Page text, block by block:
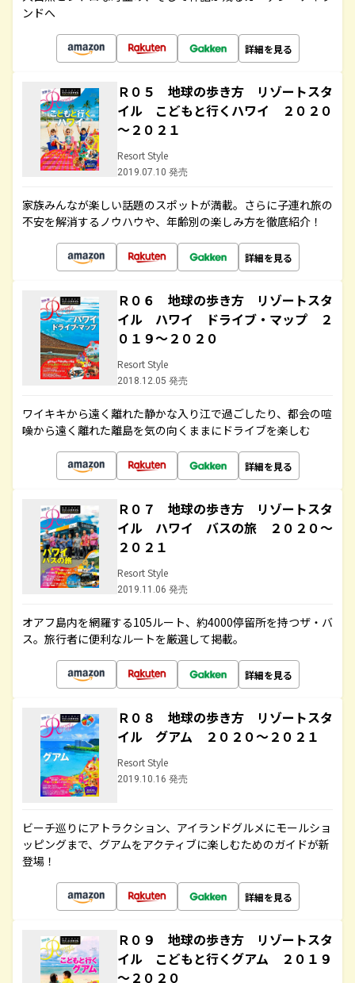
ンドへ
詳細を見る
Ｒ０５ 地球の歩き方 リゾートスタ
イル こどもと行くハワイ ２０２０
～２０２１
Resort Style
2019.07.10 発売
家族みんなが楽しい話題のスポットが満載。さらに子連れ旅の
不安を解消するノウハウや、年齢別の楽しみ方を徹底紹介！
詳細を見る
Ｒ０６ 地球の歩き方 リゾートスタ
イル ハワイ ドライブ・マップ ２
０１９～２０２０
Resort Style
2018.12.05 発売
ワイキキから遠く離れた静かな入り江で過ごしたり、都会の喧
噪から遠く離れた離島を気の向くままにドライブを楽しむ
詳細を見る
Ｒ０７ 地球の歩き方 リゾートスタ
イル ハワイ バスの旅 ２０２０～
２０２１
Resort Style
2019.11.06 発売
オアフ島内を網羅する105ルート、約4000停留所を持つザ・バ
ス。旅行者に便利なルートを厳選して掲載。
詳細を見る
Ｒ０８ 地球の歩き方 リゾートスタ
イル グアム ２０２０～２０２１
Resort Style
2019.10.16 発売
ビーチ巡りにアトラクション、アイランドグルメにモールショ
ッピングまで、グアムをアクティブに楽しむためのガイドが新
登場！
詳細を見る
Ｒ０９ 地球の歩き方 リゾートスタ
イル こどもと行くグアム ２０１９
～２０２０